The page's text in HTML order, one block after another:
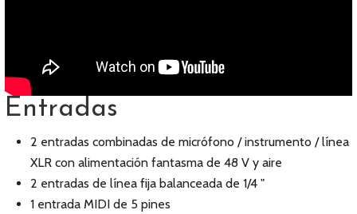
Entradas
2 entradas combinadas de micrófono / instrumento / línea
XLR con alimentación fantasma de 48 V y aire
2 entradas de línea fija balanceada de 1/4 "
1 entrada MIDI de 5 pines